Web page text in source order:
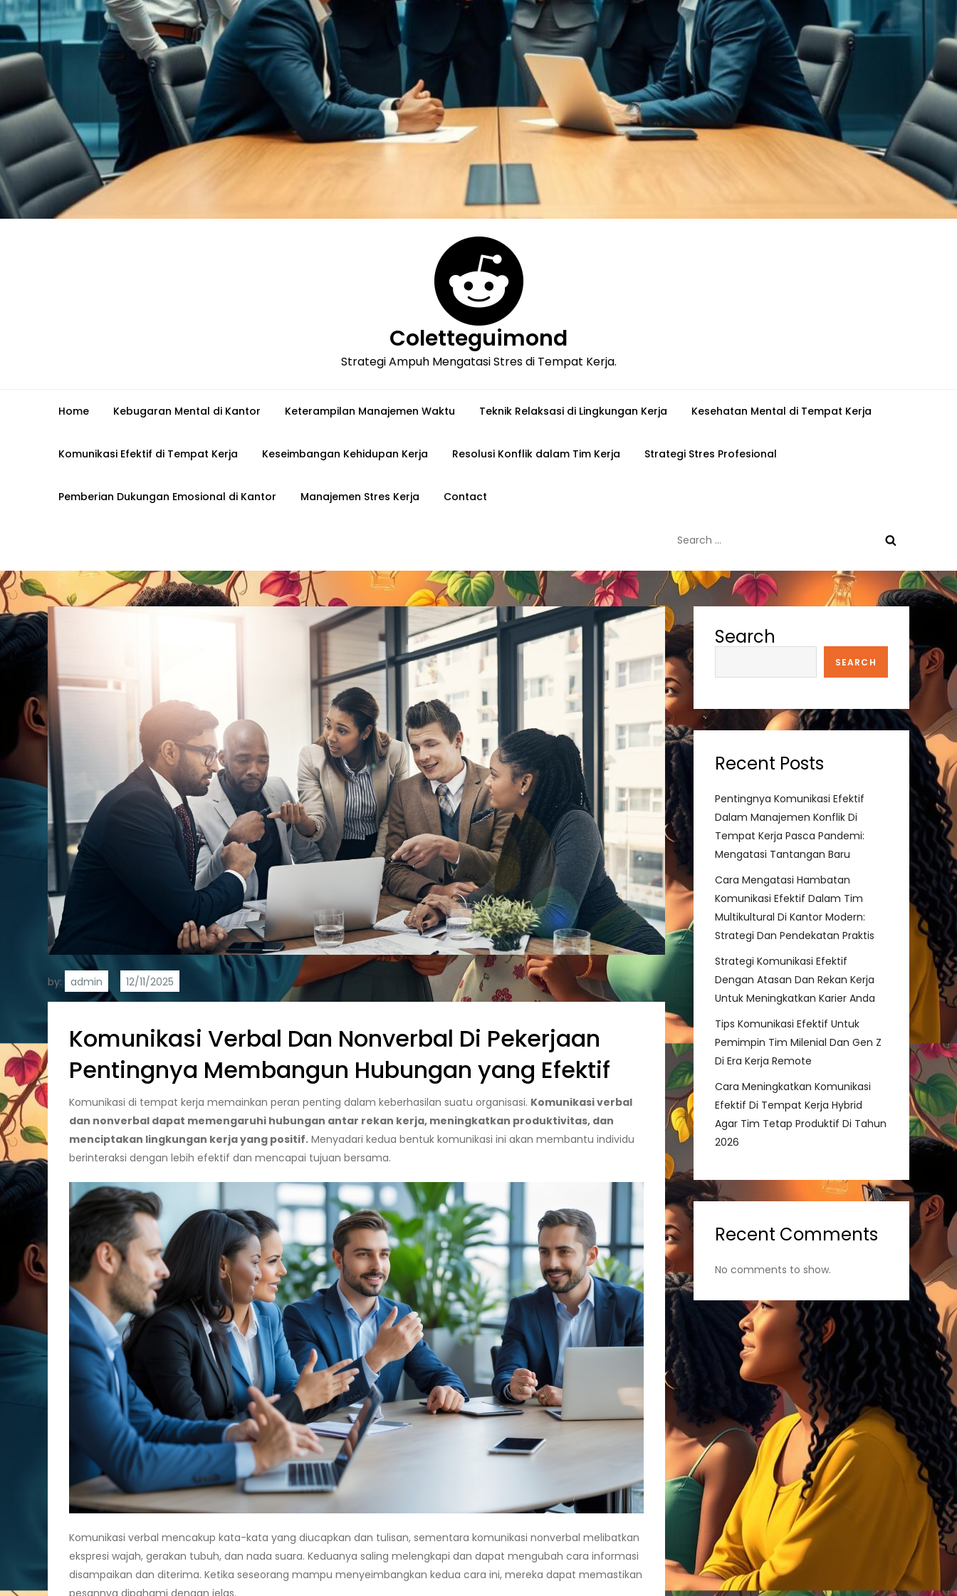
Coletteguimond
Strategi Ampuh Mengatasi Stres di Tempat Kerja.
Home Kebugaran Mental di Kantor Keterampilan Manajemen Waktu Teknik Relaksasi di Lingkungan Kerja Kesehatan Mental di Tempat Kerja
Komunikasi Efektif di Tempat Kerja Keseimbangan Kehidupan Kerja Resolusi Konflik dalam Tim Kerja Strategi Stres Profesional
Pemberian Dukungan Emosional di Kantor Manajemen Stres Kerja Contact
for:
by: admin
Komunikasi Verbal Dan Nonverbal Di Pekerjaan
Pentingnya Membangun Hubungan yang Efektif
Komunikasi di tempat kerja memainkan peran penting dalam keberhasilan suatu organisasi. Komunikasi verbal
dan nonverbal dapat memengaruhi hubungan antar rekan kerja, meningkatkan produktivitas, dan
menciptakan lingkungan kerja yang positif. Menyadari kedua bentuk komunikasi ini akan membantu individu
berinteraksi dengan lebih efektif dan mencapai tujuan bersama.
Komunikasi verbal mencakup kata-kata yang diucapkan dan tulisan, sementara komunikasi nonverbal melibatkan
ekspresi wajah, gerakan tubuh, dan nada suara. Keduanya saling melengkapi dan dapat mengubah cara informasi
disampaikan dan diterima. Ketika seseorang mampu menyeimbangkan kedua cara ini, mereka dapat memastikan
pesannya dipahami dengan jelas.
Search
SEARCH
Recent Posts
Pentingnya Komunikasi Efektif
Dalam Manajemen Konflik Di
Tempat Kerja Pasca Pandemi:
Mengatasi Tantangan Baru
Cara Mengatasi Hambatan
Komunikasi Efektif Dalam Tim
Multikultural Di Kantor Modern:
Strategi Dan Pendekatan Praktis
Strategi Komunikasi Efektif
Dengan Atasan Dan Rekan Kerja
Untuk Meningkatkan Karier Anda
Tips Komunikasi Efektif Untuk
Pemimpin Tim Milenial Dan Gen Z
Di Era Kerja Remote
Cara Meningkatkan Komunikasi
Efektif Di Tempat Kerja Hybrid
Agar Tim Tetap Produktif Di Tahun
2026
Recent Comments
No comments to show.